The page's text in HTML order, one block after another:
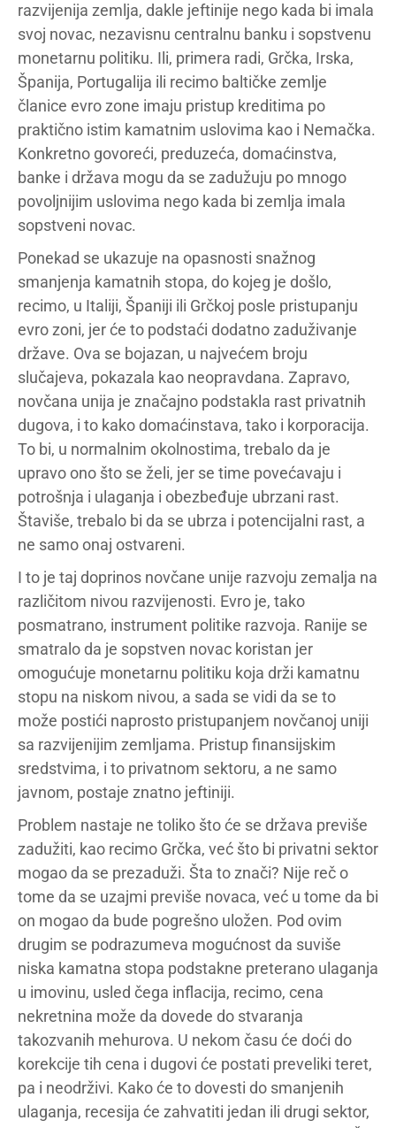
razvijenija zemlja, dakle jeftinije nego kada bi imala
svoj novac, nezavisnu centralnu banku i sopstvenu
monetarnu politiku. Ili, primera radi, Grčka, Irska,
Španija, Portugalija ili recimo baltičke zemlje
članice evro zone imaju pristup kreditima po
praktično istim kamatnim uslovima kao i Nemačka.
Konkretno govoreći, preduzeća, domaćinstva,
banke i država mogu da se zadužuju po mnogo
povoljnijim uslovima nego kada bi zemlja imala
sopstveni novac.
Ponekad se ukazuje na opasnosti snažnog
smanjenja kamatnih stopa, do kojeg je došlo,
recimo, u Italiji, Španiji ili Grčkoj posle pristupanju
evro zoni, jer će to podstaći dodatno zaduživanje
države. Ova se bojazan, u najvećem broju
slučajeva, pokazala kao neopravdana. Zapravo,
novčana unija je značajno podstakla rast privatnih
dugova, i to kako domaćinstava, tako i korporacija.
To bi, u normalnim okolnostima, trebalo da je
upravo ono što se želi, jer se time povećavaju i
potrošnja i ulaganja i obezbeđuje ubrzani rast.
Štaviše, trebalo bi da se ubrza i potencijalni rast, a
ne samo onaj ostvareni.
I to je taj doprinos novčane unije razvoju zemalja na
različitom nivou razvijenosti. Evro je, tako
posmatrano, instrument politike razvoja. Ranije se
smatralo da je sopstven novac koristan jer
omogućuje monetarnu politiku koja drži kamatnu
stopu na niskom nivou, a sada se vidi da se to
može postići naprosto pristupanjem novčanoj uniji
sa razvijenijim zemljama. Pristup finansijskim
sredstvima, i to privatnom sektoru, a ne samo
javnom, postaje znatno jeftiniji.
Problem nastaje ne toliko što će se država previše
zadužiti, kao recimo Grčka, već što bi privatni sektor
mogao da se prezaduži. Šta to znači? Nije reč o
tome da se uzajmi previše novaca, već u tome da bi
on mogao da bude pogrešno uložen. Pod ovim
drugim se podrazumeva mogućnost da suviše
niska kamatna stopa podstakne preterano ulaganja
u imovinu, usled čega inflacija, recimo, cena
nekretnina može da dovede do stvaranja
takozvanih mehurova. U nekom času će doći do
korekcije tih cena i dugovi će postati preveliki teret,
pa i neodrživi. Kako će to dovesti do smanjenih
ulaganja, recesija će zahvatiti jedan ili drugi sektor,